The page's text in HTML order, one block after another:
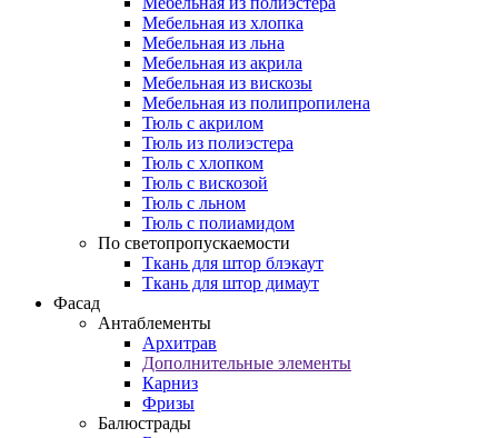
Мебельная из хлопка
Мебельная из льна
Мебельная из акрила
Мебельная из вискозы
Мебельная из полипропилена
Тюль с акрилом
Тюль из полиэстера
Тюль с хлопком
Тюль с вискозой
Тюль с льном
Тюль с полиамидом
По светопропускаемости
Ткань для штор блэкаут
Ткань для штор димаут
Фасад
Антаблементы
Архитрав
Дополнительные элементы
Карниз
Фризы
Балюстрады